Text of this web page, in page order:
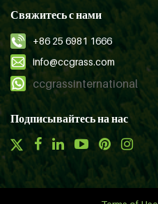
Свяжитесь с нами
+86 25 6981 1666
info@ccgrass.com
ccgrassinternational
Подписывайтесь на нас